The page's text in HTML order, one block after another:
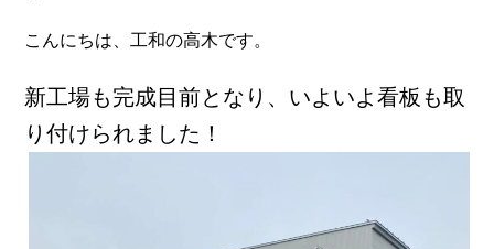
こんにちは、工和の高木です。
新工場も完成目前となり、いよいよ看板も取
り付けられました！